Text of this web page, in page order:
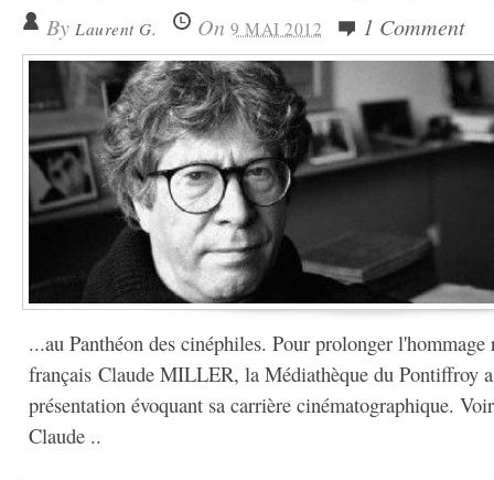
By Laurent G. On 9 MAI 2012 1 Comment
...au Panthéon des cinéphiles. Pour prolonger l'hommage
français Claude MILLER, la Médiathèque du Pontiffroy
présentation évoquant sa carrière cinématographique.
Claude ..